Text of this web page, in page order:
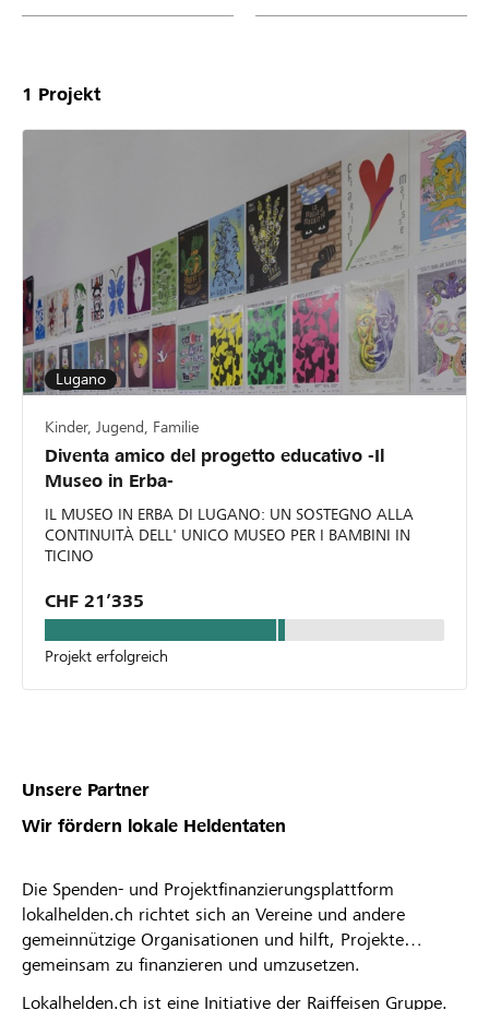
1 Projekt
Lugano
Kinder, Jugend, Familie
Diventa amico del progetto educativo -Il
Museo in Erba-
IL MUSEO IN ERBA DI LUGANO: UN SOSTEGNO ALLA
CONTINUITÀ DELL' UNICO MUSEO PER I BAMBINI IN
TICINO
CHF 21’335
Projekt erfolgreich
Unsere Partner
Wir fördern lokale Heldentaten
Die Spenden- und Projektfinanzierungsplattform
lokalhelden.ch richtet sich an Vereine und andere
gemeinnützige Organisationen und hilft, Projekte
gemeinsam zu finanzieren und umzusetzen.
Lokalhelden.ch ist eine Initiative der Raiffeisen Gruppe.